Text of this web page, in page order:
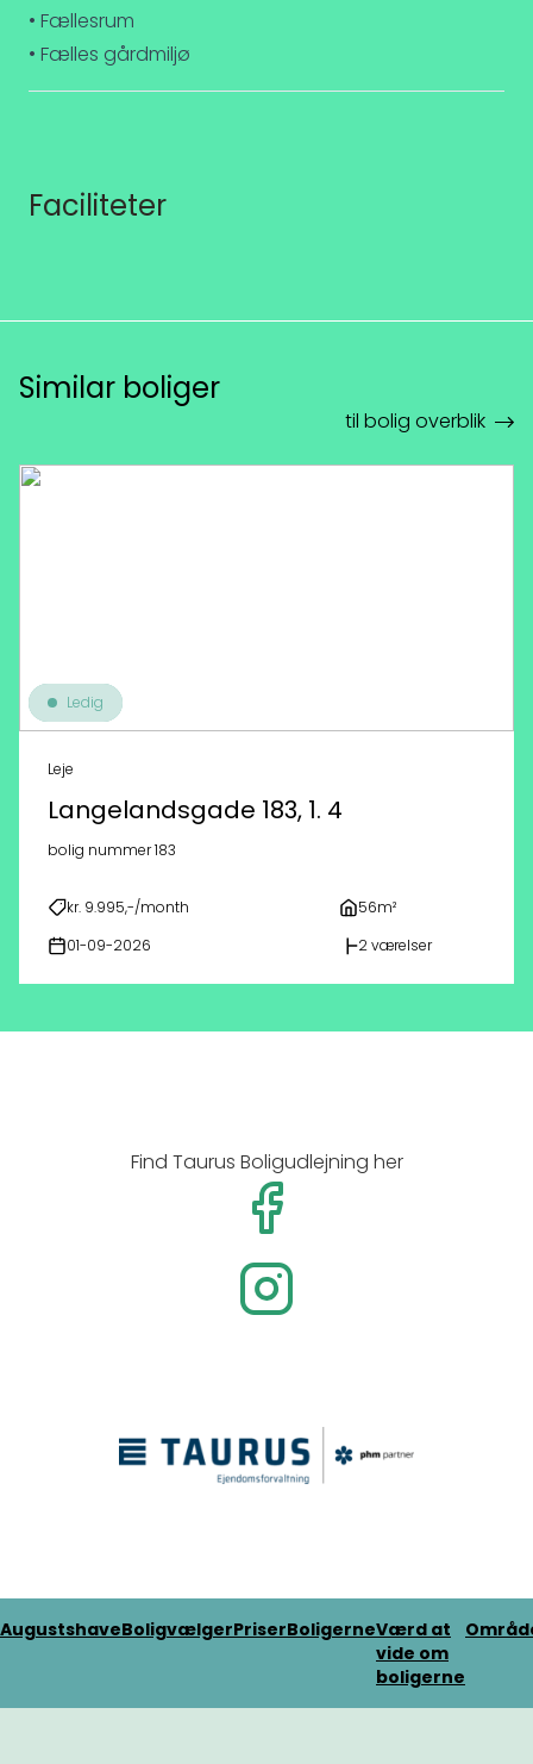
• Fællesrum
• Fælles gårdmiljø
Faciliteter
Similar boliger
til bolig overblik
Ledig
Leje
Langelandsgade 183, 1. 4
bolig nummer 183
kr. 9.995,-/month 56m²
01-09-2026 2 værelser
Find Taurus Boligudlejning her
AugustshaveBoligvælgerPriserBoligerneVærd at
vide om
boligerne